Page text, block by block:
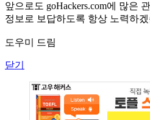
앞으로도 goHackers.com에 많은
정보로 보답하도록 항상 노력하
도우미 드림
닫기